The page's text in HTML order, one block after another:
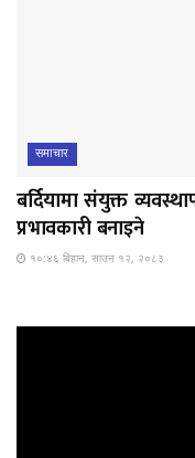
समाचार
बर्दियामा संयुक्त
प्रभावकारी बनाइने
१०:४६ बिहान, साउन १२, २०८३